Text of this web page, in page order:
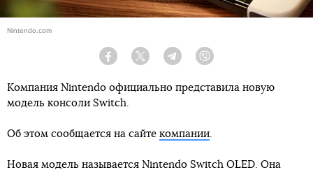
Nintendo.com
Facebook Twitter Telegram
Компания Nintendo официально представила новую
модель консоли Switch.
Об этом сообщается на сайте компании
Новая модель называется Nintendo Switch OLED. Она